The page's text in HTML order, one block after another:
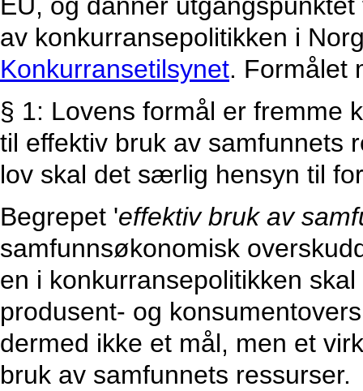
EU, og danner
av konkurransepolitikken i
Konkurransetilsynet. Formålet
§ 1: Lovens formål er fremme
til effektiv bruk av samfunnets
lov skal det særlig hensyn til
Begrepet 'effektiv bruk av
samfunnsøkonomisk
en i konkurransepolitikken
produsent- og
dermed ikke et mål, men et
bruk av samfunnets ressurser.